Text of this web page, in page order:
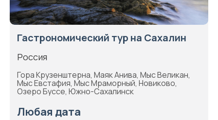
Гастрономический тур на Сахалин
Россия
Гора Крузенштерна, Маяк Анива, Мыс Великан,
Мыс Евстафия, Мыс Мраморный, Новиково,
Озеро Буссе, Южно-Сахалинск
Любая дата